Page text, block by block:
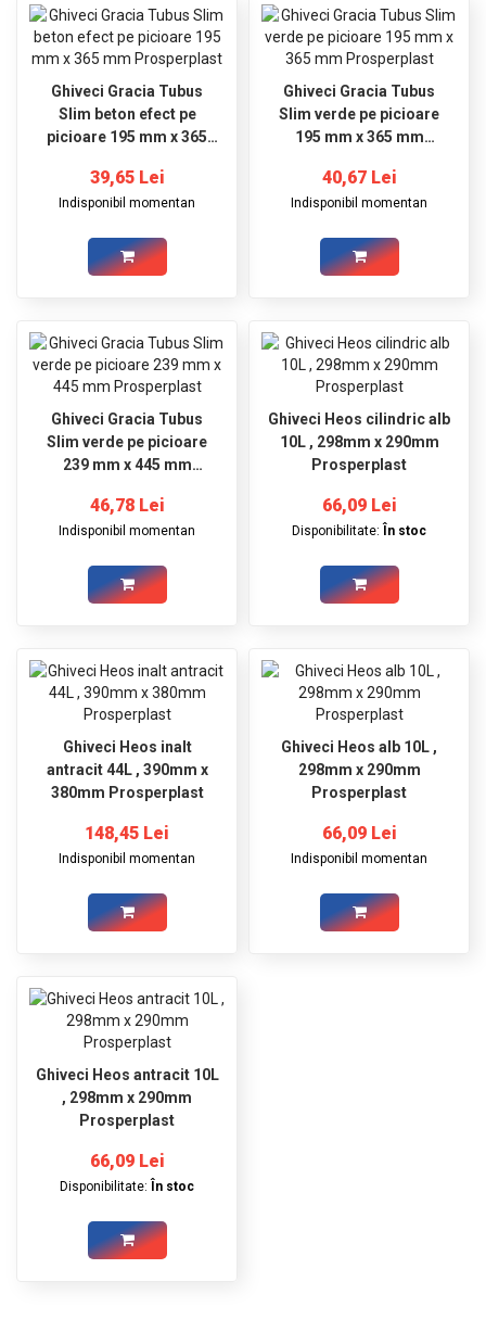
Ghiveci Gracia Tubus
Slim beton efect pe
picioare 195 mm x 365
39,65 Lei
Indisponibil momentan
Ghiveci Gracia Tubus
Slim verde pe picioare
195 mm x 365 mm
40,67 Lei
Indisponibil momentan
Ghiveci Gracia Tubus
Slim verde pe picioare
239 mm x 445 mm
46,78 Lei
Indisponibil momentan
Ghiveci Heos cilindric alb
10L , 298mm x 290mm
Prosperplast
66,09 Lei
Disponibilitate: În stoc
Ghiveci Heos inalt
antracit 44L , 390mm x
380mm Prosperplast
148,45 Lei
Indisponibil momentan
Ghiveci Heos alb 10L ,
298mm x 290mm
Prosperplast
66,09 Lei
Indisponibil momentan
Ghiveci Heos antracit 10L
, 298mm x 290mm
Prosperplast
66,09 Lei
Disponibilitate: În stoc